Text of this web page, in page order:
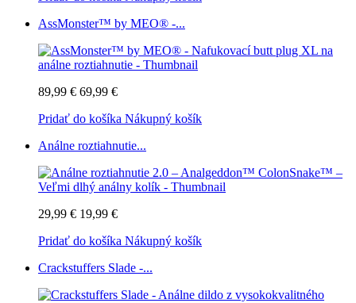
AssMonster™ by MEO® -...
89,99 € 69,99 €
Pridať do košíka Nákupný košík
Análne roztiahnutie...
29,99 € 19,99 €
Pridať do košíka Nákupný košík
Crackstuffers Slade -...